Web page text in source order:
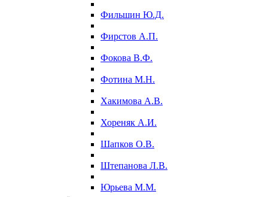
Фильшин Ю.Д.
Фирстов А.П.
Фокова В.Ф.
Фотина М.Н.
Хакимова А.В.
Хореняк А.И.
Шапков О.В.
Штепанова Л.В.
Юрьева М.М.